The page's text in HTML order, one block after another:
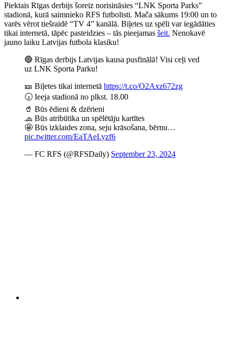
Piektais Rīgas derbijs šoreiz norisināsies “LNK Sporta Parks”
stadionā, kurā saimnieko RFS futbolisti. Mača sākums 19:00 un to
varēs vērot tiešraidē “TV 4” kanālā. Biļetes uz spēli var iegādāties
tikai internetā, tāpēc pasteidzies – tās pieejamas šeit. Nenokavē
jauno laiku Latvijas futbola klasiku!
🔵 Rīgas derbijs Latvijas kausa pusfinālā! Visi ceļi ved
uz LNK Sporta Parku!
🎫 Biļetes tikai internetā https://t.co/O2Axz672zg
🕡 Ieeja stadionā no plkst. 18.00
🥤 Būs ēdieni & dzērieni
🧢 Būs atribūtika un spēlētāju kartītes
🤩 Būs izklaides zona, seju krāsošana, bērnu…
pic.twitter.com/EaTAeLyzf6
— FC RFS (@RFSDaily) September 23, 2024